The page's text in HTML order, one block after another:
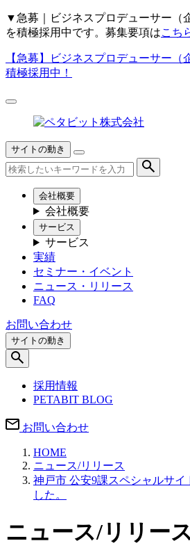
▼ 急募｜ビジネスプロデューサー（
を積極採用中です。募集要項はこち
【急募】
ビジネスプロデューサー（
積極採用中！
サイトの動き
会社概要
会社概要
サービス
サービス
実績
セミナー・イベント
ニュース・リリース
FAQ
お問い合わせ
サイトの動き
採用情報
PETABIT BLOG
お問い合わせ
HOME
ニュース/リリース
神戸市 公安9課スペシャルサイ
した。
ニュース/リリー